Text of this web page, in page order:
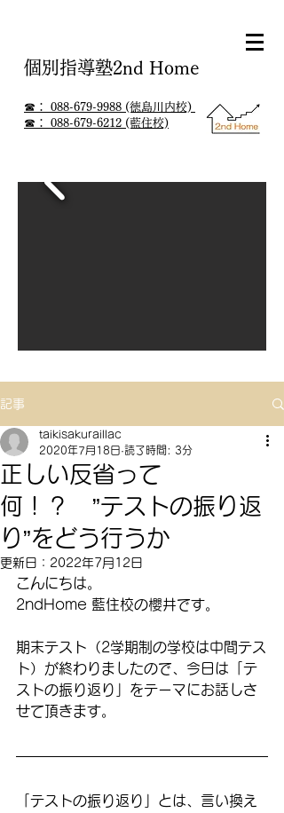
個別指導塾2nd Home
☎： 088-679-9988 (徳島川内校)
☎： 088-679-6212 (藍住校)
記事
正しい反省って
何！？ ”テストの振り返
り”をどう行うか
taikisakuraillac
2020年7月18日 読了時間: 3分
更新日： 2022年7月12日
こんにちは。
2ndHome 藍住校の櫻井です。
期末テスト（2学期制の学校は中間テス
ト）が終わりましたので、今日は「テ
ストの振り返り」をテーマにお話しさ
せて頂きます。
「テストの振り返り」とは、言い換え